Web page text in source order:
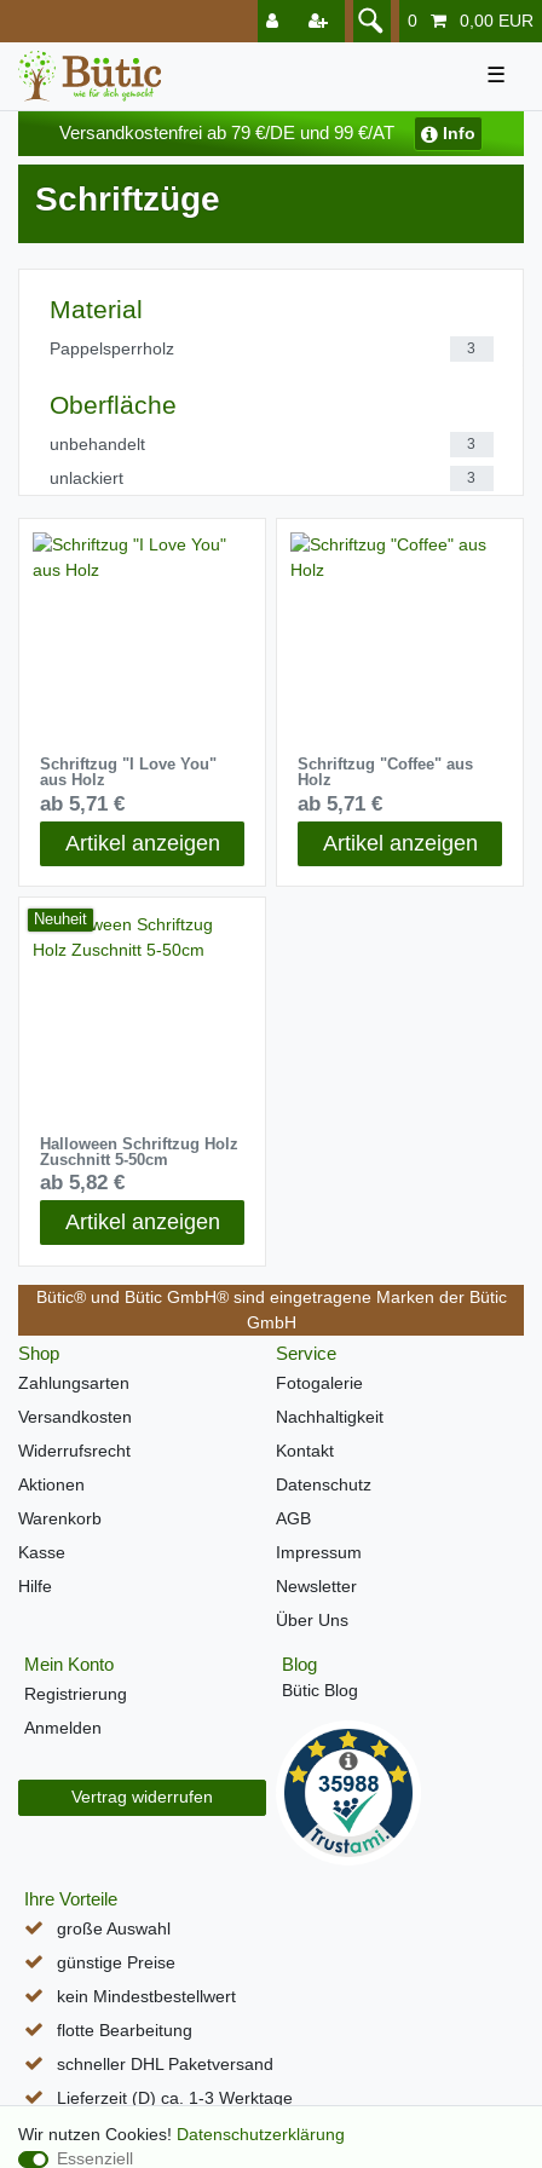
0 0,00 EUR
☰
Versandkostenfrei ab 79 €/DE und 99 €/AT Info
Schriftzüge
Material
Pappelsperrholz 3
Oberfläche
unbehandelt 3
unlackiert 3
Schriftzug "I Love You"
aus Holz
ab 5,71 €
Artikel anzeigen
Schriftzug "Coffee" aus
Holz
ab 5,71 €
Artikel anzeigen
Neuheit
Halloween Schriftzug Holz
Zuschnitt 5-50cm
ab 5,82 €
Artikel anzeigen
Bütic® und Bütic GmbH® sind eingetragene Marken der Bütic
GmbH
Shop
Zahlungsarten
Versandkosten
Widerrufsrecht
Aktionen
Warenkorb
Kasse
Hilfe
Service
Fotogalerie
Nachhaltigkeit
Kontakt
Datenschutz
AGB
Impressum
Newsletter
Über Uns
Mein Konto
Registrierung
Anmelden
Vertrag widerrufen
Blog
Bütic Blog
Ihre Vorteile
große Auswahl
günstige Preise
kein Mindestbestellwert
flotte Bearbeitung
schneller DHL Paketversand
Lieferzeit (D) ca. 1-3 Werktage
alle Seiten per SSL verschlüsselt
Wir nutzen Cookies! Daten­schutz­erklärung
Essenziell